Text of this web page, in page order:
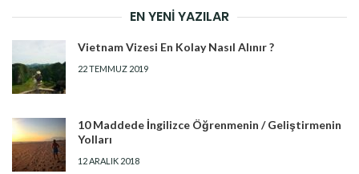
EN YENI YAZILAR
Vietnam Vizesi En Kolay Nasıl Alınır ?
22 TEMMUZ 2019
10 Maddede İngilizce Öğrenmenin / Geliştirmenin
Yolları
12 ARALIK 2018